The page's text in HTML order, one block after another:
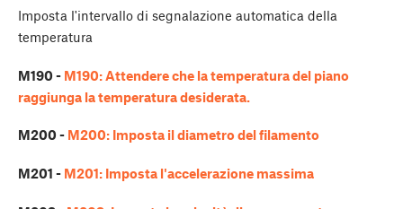
Imposta l'intervallo di segnalazione automatica della
temperatura
M190 - M190: Attendere che la temperatura del piano
raggiunga la temperatura desiderata.
M200 - M200: Imposta il diametro del filamento
M201 - M201: Imposta l'accelerazione massima